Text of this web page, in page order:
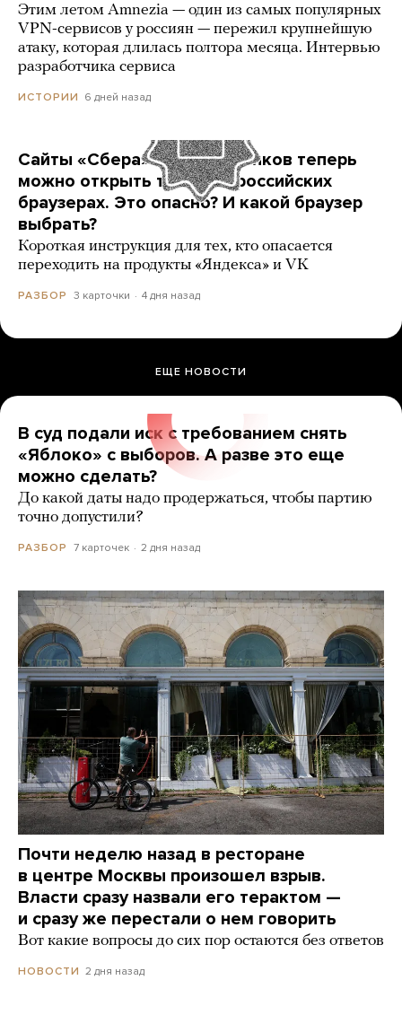
Этим летом Amnezia — один из самых популярных
VPN-сервисов у россиян — пережил крупнейшую
атаку, которая длилась полтора месяца. Интервью
разработчика сервиса
ИСТОРИИ 6 дней назад
Сайты «Сбера» и других банков теперь
можно открыть только в российских
браузерах. Это опасно? И какой браузер
выбрать?
Короткая инструкция для тех, кто опасается
переходить на продукты «Яндекса» и VK
РАЗБОР 3 карточки 4 дня назад
ЕЩЕ НОВОСТИ
В суд подали иск с требованием снять
«Яблоко» с выборов. А разве это еще
можно сделать?
До какой даты надо продержаться, чтобы партию
точно допустили?
РАЗБОР 7 карточек 2 дня назад
Почти неделю назад в ресторане
в центре Москвы произошел взрыв.
Власти сразу назвали его терактом —
и сразу же перестали о нем говорить
Вот какие вопросы до сих пор остаются без ответов
НОВОСТИ 2 дня назад